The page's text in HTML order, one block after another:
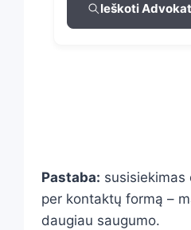
Ieškoti
Pastaba:
per kontaktų formą –
daugiau saugumo.